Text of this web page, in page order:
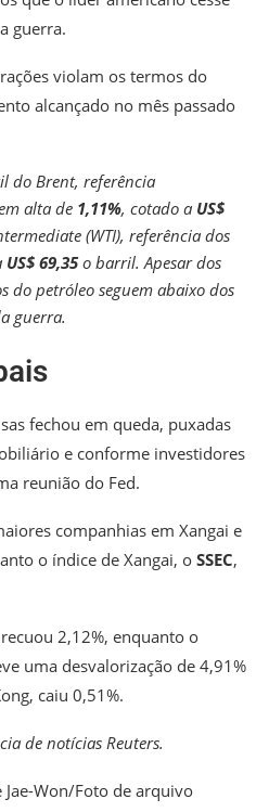
guerra.
violam os termos do
alcançado no mês passado
do Brent, referência
alta de 1,11%, cotado a US$
(WTI), referência dos
US$ 69,35o barril. Apesar dos
do petróleo seguem abaixo dos
guerra.
fechou em queda, puxadas
e conforme investidores
reunião do Fed.
companhias em Xangai e
o índice de Xangai, o SSEC,
recuou 2,12%, enquanto o
uma desvalorização de 4,91%
caiu 0,51%.
de notícias Reuters.
Won/Foto de arquivo